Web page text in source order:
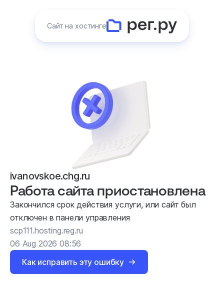
Сайт на хостинге
ivanovskoe.chg.ru
Работа сайта приостановлена
Закончился срок действия услуги, или сайт был
отключен в панели управления
scp111.hosting.reg.ru
06 Aug 2026 08:56
Как исправить эту ошибку